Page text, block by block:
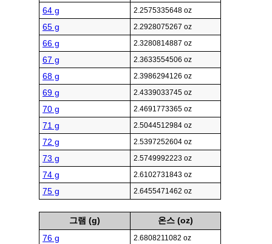
64 g 2.2575335648 oz
65 g 2.2928075267 oz
66 g 2.3280814887 oz
67 g 2.3633554506 oz
68 g 2.3986294126 oz
69 g 2.4339033745 oz
70 g 2.4691773365 oz
71 g 2.5044512984 oz
72 g 2.5397252604 oz
73 g 2.5749992223 oz
74 g 2.6102731843 oz
75 g 2.6455471462 oz
그램 (g)
온스 (oz)
76 g
2.6808211082 oz